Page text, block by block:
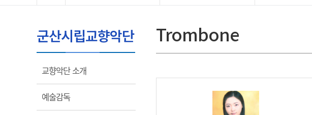
군산시립교향악단
교향악단 소개열
림
예술감독열
림
Trombone